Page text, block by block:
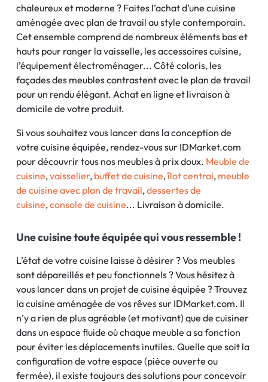
chaleureux et moderne ? Faites l’achat d’une cuisine
aménagée avec plan de travail au style contemporain.
Cet ensemble comprend de nombreux éléments bas et
hauts pour ranger la vaisselle, les accessoires cuisine,
l’équipement électroménager... Côté coloris, les
façades des meubles contrastent avec le plan de travail
pour un rendu élégant. Achat en ligne et livraison à
domicile de votre produit.
Si vous souhaitez vous lancer dans la conception de
votre cuisine équipée, rendez-vous sur IDMarket.com
pour découvrir tous nos meubles à prix doux. Meuble de
cuisine,vaisselier, buffet de cuisine,îlot central, meuble
de cuisine avec plan de travail,dessertes de
cuisine,console de cuisine... Livraison à domicile.
Une cuisine toute équipée qui vous ressemble !
L’état de votre cuisine laisse à désirer ? Vos meubles
sont dépareillés et peu fonctionnels ? Vous hésitez à
vous lancer dans un projet de cuisine équipée ? Trouvez
la cuisine aménagée de vos rêves sur IDMarket.com. Il
n’y a rien de plus agréable (et motivant) que de cuisiner
dans un espace fluide où chaque meuble a sa fonction
pour éviter les déplacements inutiles. Quelle que soit la
configuration de votre espace (pièce ouverte ou
fermée), il existe toujours des solutions pour concevoir